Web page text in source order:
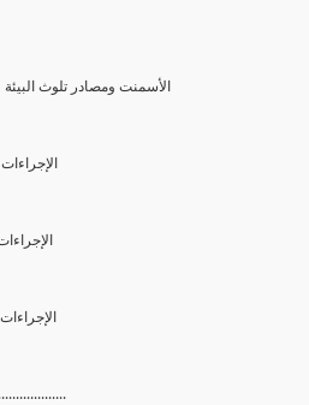
(44) الأسمنت ومصادر تلوث
(45)
(46)
(47)